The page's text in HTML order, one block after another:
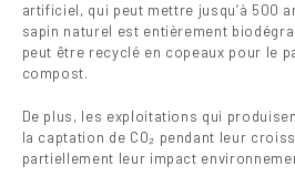
artificiel, qui peut mettre jusqu’à 500
sapin naturel est entièrement
peut être recyclé en copeaux pour le
compost.
De plus, les exploitations qui
la captation de CO₂ pendant leur
partiellement leur impact